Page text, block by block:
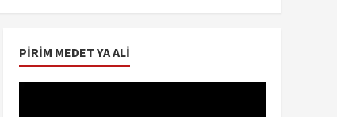
PIRIM MEDET YA ALI